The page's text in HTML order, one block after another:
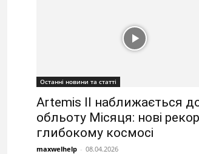
Останні новини та статті
Artemis II наближається
обльоту Місяця: нові
глибокому космосі
maxwelhelp - 08.04.2026